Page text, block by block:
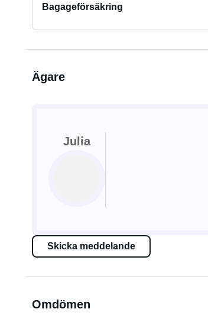
Bagageförsäkring
Ägare
Julia
Skicka meddelande
Omdömen